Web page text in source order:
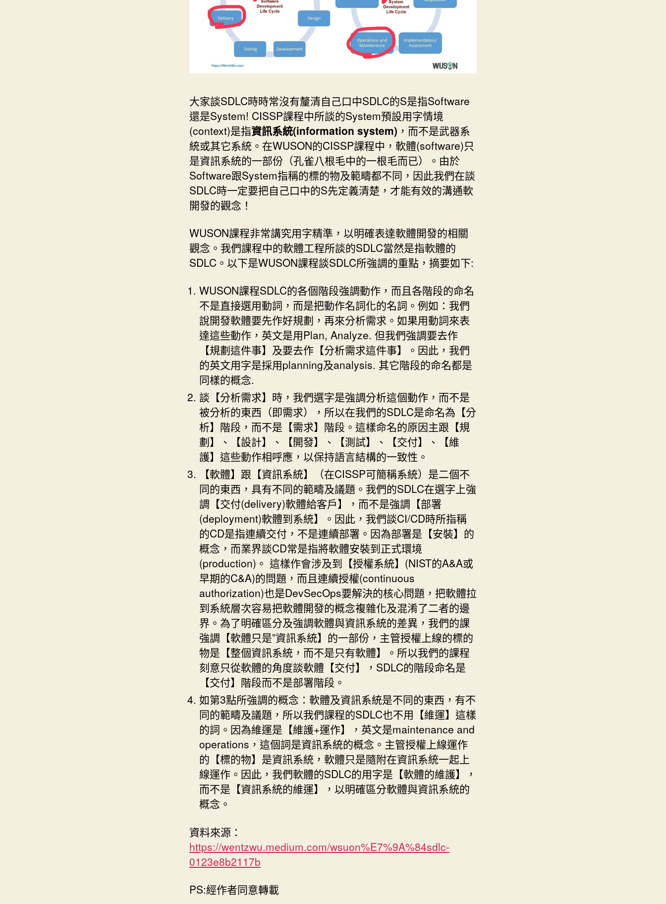
大家談SDLC時時常沒有釐清自己口中SDLC的S是指Software
還是System! CISSP課程中所談的System預設用字情境
(context)是指資訊系統(information system) ，而不是武器系
統或其它系統。在WUSON的CISSP課程中，軟體(software)只
是資訊系統的一部份（孔雀八根毛中的一根毛而已）。由於
Software跟System指稱的標的物及範疇都不同，因此我們在談
SDLC時一定要把自己口中的S先定義清楚，才能有效的溝通軟
開發的觀念！
WUSON課程非常講究用字精準，以明確表達軟體開發的相關
觀念。我們課程中的軟體工程所談的SDLC當然是指軟體的
SDLC。以下是WUSON課程談SDLC所強調的重點，摘要如下:
WUSON課程SDLC的各個階段強調動作，而且各階段的命名
不是直接選用動詞，而是把動作名詞化的名詞。例如：我們
說開發軟體要先作好規劃，再來分析需求。如果用動詞來表
達這些動作，英文是用Plan, Analyze. 但我們強調要去作
【規劃這件事】及要去作【分析需求這件事】。因此，我們
的英文用字是採用planning及analysis. 其它階段的命名都是
同樣的概念.
談【分析需求】時，我們選字是強調分析這個動作，而不是
被分析的東西（即需求），所以在我們的SDLC是命名為【分
析】階段，而不是【需求】階段。這樣命名的原因主跟【規
劃】、【設計】、【開發】、【測試】、【交付】、【維
護】這些動作相呼應，以保持語言結構的一致性。
【軟體】跟【資訊系統】（在CISSP可簡稱系統）是二個不
同的東西，具有不同的範疇及議題。我們的SDLC在選字上強
調【交付(delivery)軟體給客戶】，而不是強調【部署
(deployment)軟體到系統】。因此，我們談CI/CD時所指稱
的CD是指連續交付，不是連續部署。因為部署是【安裝】的
概念，而業界談CD常是指將軟體安裝到正式環境
(production)。 這樣作會涉及到【授權系統】(NIST的A&A或
早期的C&A)的問題，而且連續授權(continuous
authorization)也是DevSecOps要解決的核心問題，把軟體拉
到系統層次容易把軟體開發的概念複雜化及混淆了二者的邊
界。為了明確區分及強調軟體與資訊系統的差異，我們的課
強調【軟體只是”資訊系統】的一部份，主管授權上線的標的
物是【整個資訊系統，而不是只有軟體】。所以我們的課程
刻意只從軟體的角度談軟體【交付】，SDLC的階段命名是
【交付】階段而不是部署階段。
如第3點所強調的概念：軟體及資訊系統是不同的東西，有不
同的範疇及議題，所以我們課程的SDLC也不用【維運】這樣
的詞。因為維運是【維護+運作】，英文是maintenance and
operations，這個詞是資訊系統的概念。主管授權上線運作
的【標的物】是資訊系統，軟體只是隨附在資訊系統一起上
線運作。因此，我們軟體的SDLC的用字是【軟體的維護】，
而不是【資訊系統的維運】，以明確區分軟體與資訊系統的
概念。
資料來源：
https://wentzwu.medium.com/wsuon%E7%9A%84sdlc-
0123e8b2117b
PS:經作者同意轉載